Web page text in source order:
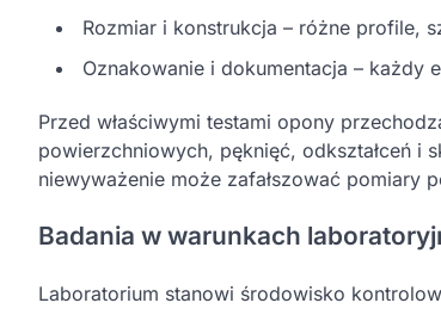
Rozmiar i konstrukcja – różne profile,
Oznakowanie i dokumentacja – każdy
Przed właściwymi testami opony
powierzchniowych, pęknięć, odkształceń i
niewyważenie może zafałszować pomiary
Badania w warunkach
Laboratorium stanowi środowisko